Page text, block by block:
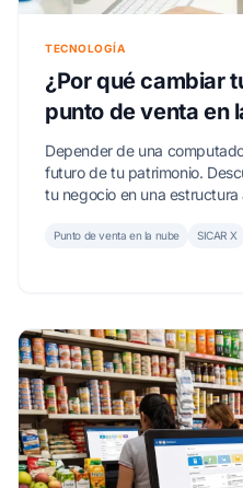
TECNOLOGÍA
¿Por qué cambiar
punto de venta en
Depender de una
futuro de tu patrimonio.
tu negocio en una
Punto de venta en la nube SICAR X